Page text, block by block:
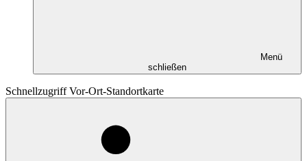
Menü
schließen
Schnellzugriff Vor-Ort-Standortkarte